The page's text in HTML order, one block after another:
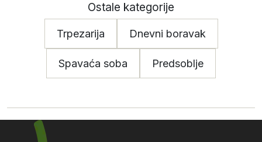
Ostale kategorije
Trpezarija Dnevni boravak
Spavaća soba Predsoblje